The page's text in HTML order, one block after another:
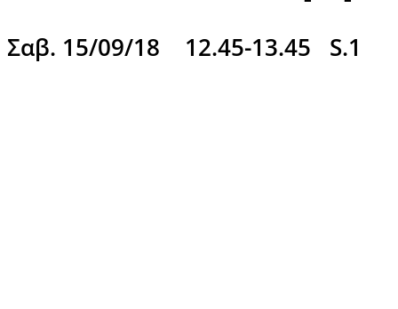
Σαβ. 15/09/18 12.45-13.45 S.1